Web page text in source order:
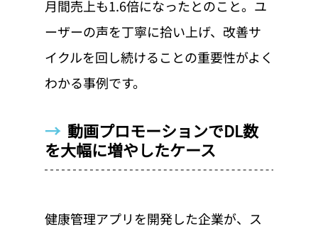
月間売上も1.6倍になったとのこと。ユ
ーザーの声を丁寧に拾い上げ、改善サ
イクルを回し続けることの重要性がよく
わかる事例です。
→ 動画プロモーションでDL数
を大幅に増やしたケース
健康管理アプリを開発した企業が、ス